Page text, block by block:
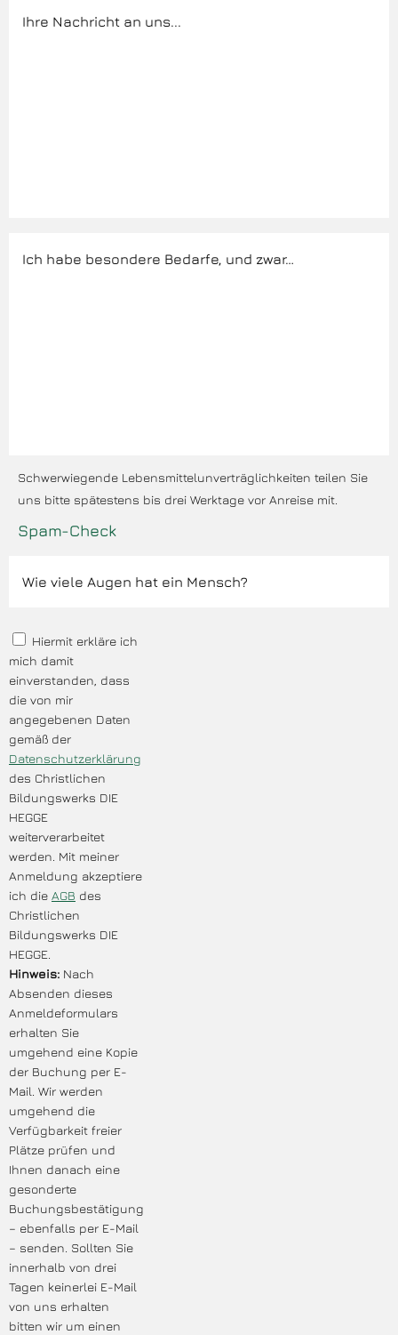
Schwerwiegende Lebensmittelunverträglichkeiten teilen Sie
uns bitte spätestens bis drei Werktage vor Anreise mit.
Spam-Check
Hiermit erkläre ich
mich damit
einverstanden, dass
die von mir
angegebenen Daten
gemäß der
Datenschutzerklärung
des Christlichen
Bildungswerks DIE
HEGGE
weiterverarbeitet
werden. Mit meiner
Anmeldung akzeptiere
ich die AGB des
Christlichen
Bildungswerks DIE
HEGGE.
Hinweis: Nach
Absenden dieses
Anmeldeformulars
erhalten Sie
umgehend eine Kopie
der Buchung per E-
Mail. Wir werden
umgehend die
Verfügbarkeit freier
Plätze prüfen und
Ihnen danach eine
gesonderte
Buchungsbestätigung
– ebenfalls per E-Mail
– senden. Sollten Sie
innerhalb von drei
Tagen keinerlei E-Mail
von uns erhalten
bitten wir um einen